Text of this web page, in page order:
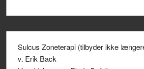
Sulcus Zoneterapi (tilbyder ikke
v. Erik Back